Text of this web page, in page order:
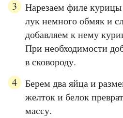
Нарезаем филе
лук немного обмяк и
добавляем к нему
При необходимости
в сковороду.
Берем два яйца и
желток и белок
массу.